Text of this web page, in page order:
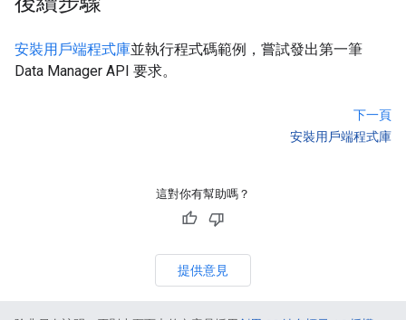
安裝用戶端程式庫並執行程式碼範例，嘗試發出第一筆
Data Manager API 要求。
下一頁
安裝用戶端程式庫
這對你有幫助嗎？
提供意見